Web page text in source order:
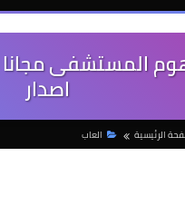
اصدار
الرئيسية العاب